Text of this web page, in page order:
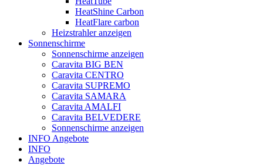
HeatShine Carbon
HeatFlare carbon
Heizstrahler anzeigen
Sonnenschirme
Sonnenschirme anzeigen
Caravita BIG BEN
Caravita CENTRO
Caravita SUPREMO
Caravita SAMARA
Caravita AMALFI
Caravita BELVEDERE
Sonnenschirme anzeigen
INFO Angebote
INFO
Angebote